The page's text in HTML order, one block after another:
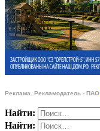
Реклама. Рекламодатель - ПАО
Найти:
Найти: